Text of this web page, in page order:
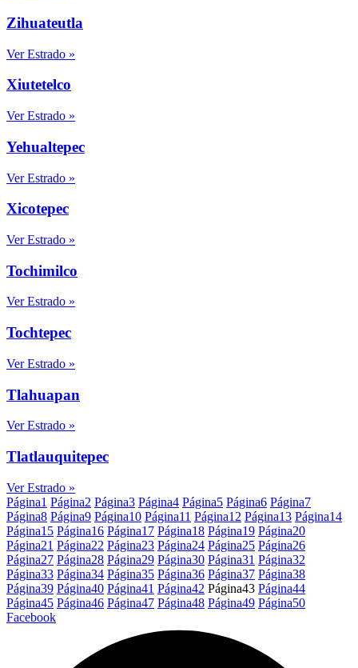
Zihuateutla
Ver Estrado »
Xiutetelco
Ver Estrado »
Yehualtepec
Ver Estrado »
Xicotepec
Ver Estrado »
Tochimilco
Ver Estrado »
Tochtepec
Ver Estrado »
Tlahuapan
Ver Estrado »
Tlatlauquitepec
Ver Estrado »
Página1 Página2 Página3 Página4 Página5 Página6 Página7
Página8 Página9 Página10 Página11 Página12 Página13 Página14
Página15 Página16 Página17 Página18 Página19 Página20
Página21 Página22 Página23 Página24 Página25 Página26
Página27 Página28 Página29 Página30 Página31 Página32
Página33 Página34 Página35 Página36 Página37 Página38
Página39 Página40 Página41 Página42 Página43 Página44
Página45 Página46 Página47 Página48 Página49 Página50
Facebook